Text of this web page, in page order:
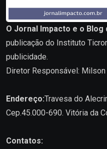
O Jornal Impacto e o Blog
publicação do Instituto
publicidade.
Diretor Responsável:
Endereço:Travesa do
Cep.45.000-690. Vitória da
Contatos: